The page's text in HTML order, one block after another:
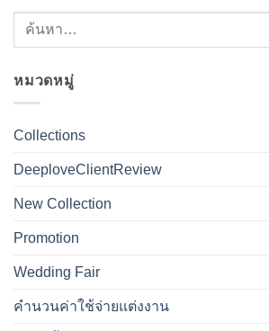
หมวดหมู่
Collections
DeeploveClientReview
New Collection
Promotion
Wedding Fair
คำนวนค่าใช้จ่ายแต่งงาน